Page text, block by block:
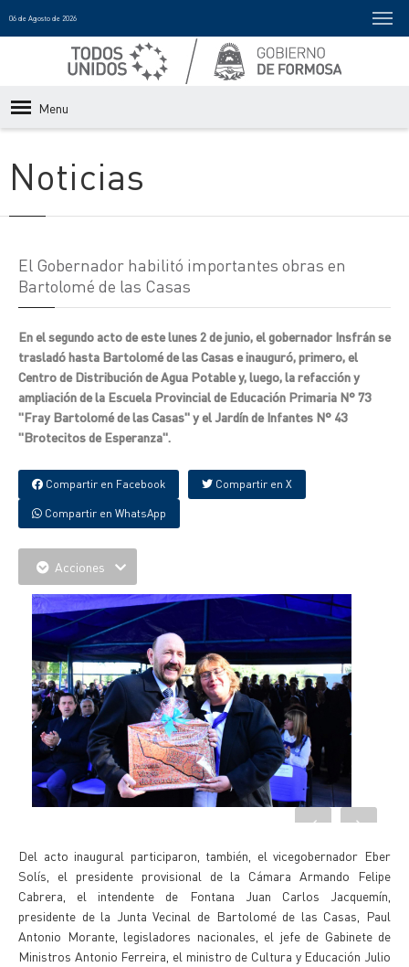
06 de Agosto de 2026
Menu
Noticias
El Gobernador habilitó importantes obras en
Bartolomé de las Casas
En el segundo acto de este lunes 2 de junio, el gobernador Insfrán se
trasladó hasta Bartolomé de las Casas e inauguró, primero, el
Centro de Distribución de Agua Potable y, luego, la refacción y
ampliación de la Escuela Provincial de Educación Primaria N° 73
"Fray Bartolomé de las Casas" y el Jardín de Infantes N° 43
"Brotecitos de Esperanza".
Compartir en Facebook Compartir en X
Compartir en WhatsApp
Acciones
Del acto inaugural participaron, también, el vicegobernador Eber
Solís, el presidente provisional de la Cámara Armando Felipe
Cabrera, el intendente de Fontana Juan Carlos Jacquemín,
presidente de la Junta Vecinal de Bartolomé de las Casas, Paul
Antonio Morante, legisladores nacionales, el jefe de Gabinete de
Ministros Antonio Ferreira, el ministro de Cultura y Educación Julio